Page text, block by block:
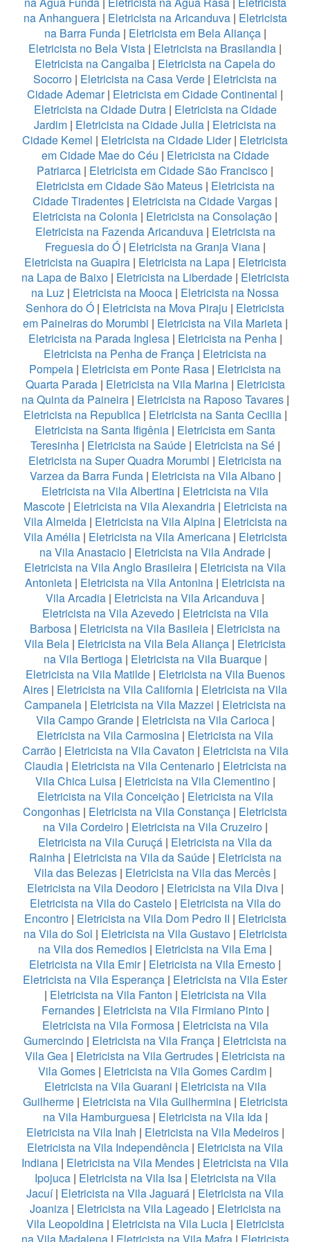
na Anhanguera| Eletricista na Aricanduva| Eletricista
na Barra Funda | Eletricista em Bela Aliança |
Eletricista no Bela Vista | Eletricista na Brasilandia |
Eletricista na Cangaiba | Eletricista na Capela do
Socorro | Eletricista na Casa Verde | Eletricista na
Cidade Ademar| Eletricista em Cidade Continental |
Eletricista na Cidade Dutra | Eletricista na Cidade
Jardim | Eletricista na Cidade Julia | Eletricista na
Cidade Kemel | Eletricista na Cidade Lider| Eletricista
em Cidade Mae do Céu | Eletricista na Cidade
Patriarca | Eletricista em Cidade São Francisco |
Eletricista em Cidade São Mateus| Eletricista na
Cidade Tiradentes | Eletricista na Cidade Vargas |
Eletricista na Colonia | Eletricista na Consolação |
Eletricista na Fazenda Aricanduva| Eletricista na
Freguesia do Ó| Eletricista na Granja Viana|
Eletricista na Guapira| Eletricista na Lapa| Eletricista
na Lapa de Baixo | Eletricista na Liberdade | Eletricista
na Luz | Eletricista na Mooca | Eletricista na Nossa
Senhora do Ó | Eletricista na Mova Piraju | Eletricista
em Paineiras do Morumbi | Eletricista na Vila Marieta|
Eletricista na Parada Inglesa | Eletricista na Penha|
Eletricista na Penha de França | Eletricista na
Pompeia | Eletricista em Ponte Rasa | Eletricista na
Quarta Parada| Eletricista na Vila Marina| Eletricista
na Quinta da Paineira| Eletricista na Raposo Tavares|
Eletricista na Republica| Eletricista na Santa Cecilia|
Eletricista na Santa Ifigênia | Eletricista em Santa
Teresinha| Eletricista na Saúde| Eletricista na Sé|
Eletricista na Super Quadra Morumbi | Eletricista na
Varzea da Barra Funda| Eletricista na Vila Albano|
Eletricista na Vila Albertina | Eletricista na Vila
Mascote| Eletricista na Vila Alexandria| Eletricista na
Vila Almeida | Eletricista na Vila Alpina | Eletricista na
Vila Amélia | Eletricista na Vila Americana| Eletricista
na Vila Anastacio | Eletricista na Vila Andrade |
Eletricista na Vila Anglo Brasileira | Eletricista na Vila
Antonieta | Eletricista na Vila Antonina | Eletricista na
Vila Arcadia | Eletricista na Vila Aricanduva |
Eletricista na Vila Azevedo| Eletricista na Vila
Barbosa | Eletricista na Vila Basileia | Eletricista na
Vila Bela | Eletricista na Vila Bela Aliança | Eletricista
na Vila Bertioga| Eletricista na Vila Buarque|
Eletricista na Vila Matilde| Eletricista na Vila Buenos
Aires | Eletricista na Vila California | Eletricista na Vila
Campanela | Eletricista na Vila Mazzei | Eletricista na
Vila Campo Grande| Eletricista na Vila Carioca|
Eletricista na Vila Carmosina | Eletricista na Vila
Carrão| Eletricista na Vila Cavaton | Eletricista na Vila
Claudia| Eletricista na Vila Centenario| Eletricista na
Vila Chica Luisa | Eletricista na Vila Clementino|
Eletricista na Vila Conceição| Eletricista na Vila
Congonhas | Eletricista na Vila Constança | Eletricista
na Vila Cordeiro| Eletricista na Vila Cruzeiro |
Eletricista na Vila Curuçá | Eletricista na Vila da
Rainha | Eletricista na Vila da Saúde| Eletricista na
Vila das Belezas | Eletricista na Vila das Mercês |
Eletricista na Vila Deodoro| Eletricista na Vila Diva|
Eletricista na Vila do Castelo| Eletricista na Vila do
Encontro| Eletricista na Vila Dom Pedro II | Eletricista
na Vila do Sol | Eletricista na Vila Gustavo| Eletricista
na Vila dos Remedios | Eletricista na Vila Ema |
Eletricista na Vila Emir| Eletricista na Vila Ernesto |
Eletricista na Vila Esperança | Eletricista na Vila Ester
| Eletricista na Vila Fanton | Eletricista na Vila
Fernandes| Eletricista na Vila Firmiano Pinto|
Eletricista na Vila Formosa| Eletricista na Vila
Gumercindo | Eletricista na Vila França | Eletricista na
Vila Gea | Eletricista na Vila Gertrudes | Eletricista na
Vila Gomes | Eletricista na Vila Gomes Cardim |
Eletricista na Vila Guarani | Eletricista na Vila
Guilherme| Eletricista na Vila Guilhermina| Eletricista
na Vila Hamburguesa| Eletricista na Vila Ida|
Eletricista na Vila Inah | Eletricista na Vila Medeiros|
Eletricista na Vila Independência | Eletricista na Vila
Indiana | Eletricista na Vila Mendes | Eletricista na Vila
Ipojuca| Eletricista na Vila Isa| Eletricista na Vila
Jacuí| Eletricista na Vila Jaguará | Eletricista na Vila
Joaniza| Eletricista na Vila Lageado| Eletricista na
Vila Leopoldina| Eletricista na Vila Lucia| Eletricista
na Vila Madalena| Eletricista na Vila Mafra | Eletricista